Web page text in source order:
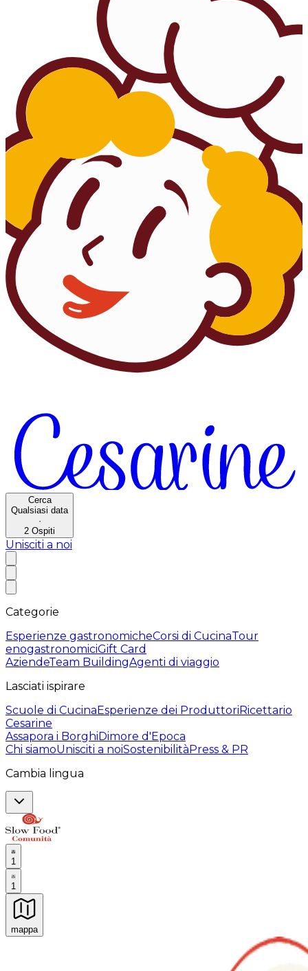
Cerca
Qualsiasi data
·
2 Ospiti
Unisciti a noi
Categorie
Esperienze gastronomicheCorsi di CucinaTour
enogastronomiciGift Card
AziendeTeam BuildingAgenti di viaggio
Lasciati ispirare
Scuole di CucinaEsperienze dei ProduttoriRicettario
Cesarine
Assapora i BorghiDimore d'Epoca
Chi siamoUnisciti a noiSostenibilitàPress & PR
Cambia lingua
1
1
mappa
Esperienze culinarie indimenticabili: Esperienze